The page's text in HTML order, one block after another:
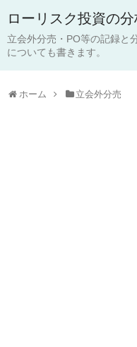
ローリスク投資の
立会外分売・PO等の記録と
についても書きます。
ホーム 立会外分売